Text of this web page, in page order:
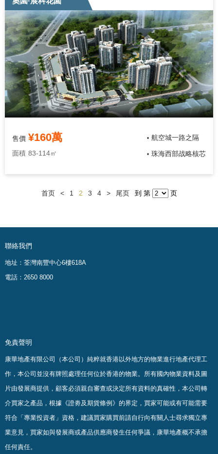
售價 ¥160萬
面積 83-114㎡
• 航空城一路之隔
• 珠海西部战略核芯
首页 < 1 2 3 4 > 尾页 到 第 页
聯絡我們
地址：荃灣南豐中心6樓618A
電話：2650 8000
免責聲明
康華地產有限公司（本公司）純粹就香港以外地方的物業進行地產代理工
作，本公司並沒有牌照處理任何位於香港的物業。 所有國內物業資料及圖
片由發展商提供，顧客必須親自審查或決定所有資料的真確性 ， 本公司轉
介買家之產品，根據《證劵及期貨條例》的界定，買家可能或有可能需要
符合「專業投資者」資格，建議買家購買前請自行向有關人士尋求獨立專
業意見，買家如與發展商或產品供應商發生任何爭議，康華地產概不承擔
任何責任。